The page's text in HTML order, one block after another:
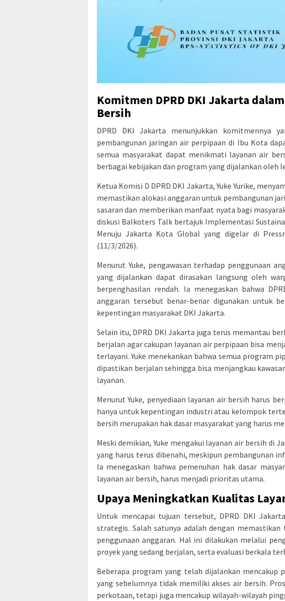
Komitmen DPRD DKI Jakarta
Bersih
DPRD DKI Jakarta menunjukkan komitmennya
pembangunan jaringan air perpipaan di Ibu Kota
semua masyarakat dapat menikmati layanan air
berbagai kebijakan dan program yang dijalankan oleh
Ketua Komisi D DPRD DKI Jakarta, Yuke Yurike,
memastikan alokasi anggaran untuk pembangunan
sasaran dan memberikan manfaat nyata bagi
diskusi Balkoters Talk bertajuk Implementasi
Menuju Jakarta Kota Global yang digelar di
(11/3/2026).
Menurut Yuke, pengawasan terhadap penggunaan
yang dijalankan dapat dirasakan langsung oleh
berpenghasilan rendah. Ia menegaskan bahwa
anggaran tersebut benar-benar digunakan untuk
kepentingan masyarakat DKI Jakarta.
Selain itu, DPRD DKI Jakarta juga terus memantau
berjalan agar cakupan layanan air perpipaan bisa
terlayani. Yuke menekankan bahwa semua program
dipastikan berjalan sehingga bisa menjangkau
layanan.
Menurut Yuke, penyediaan layanan air bersih harus
hanya untuk kepentingan industri atau kelompok
bersih merupakan hak dasar masyarakat yang harus
Meski demikian, Yuke mengakui layanan air bersih di
yang harus terus dibenahi, meskipun pembangunan
Ia menegaskan bahwa pemenuhan hak dasar
layanan air bersih, harus menjadi prioritas utama.
Upaya Meningkatkan Kualitas
Untuk mencapai tujuan tersebut, DPRD DKI
strategis. Salah satunya adalah dengan
penggunaan anggaran. Hal ini dilakukan melalui
proyek yang sedang berjalan, serta evaluasi berkala
Beberapa program yang telah dijalankan mencakup
yang sebelumnya tidak memiliki akses air bersih.
perkotaan, tetapi juga mencakup wilayah-wilayah